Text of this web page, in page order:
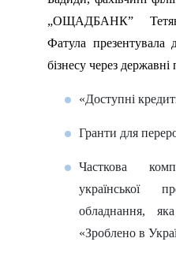
„ОЩАДБАНК”
Фатула презентувала
бізнесу через
«Доступні
Гранти для
Часткова
української
обладнання,
«Зроблено в